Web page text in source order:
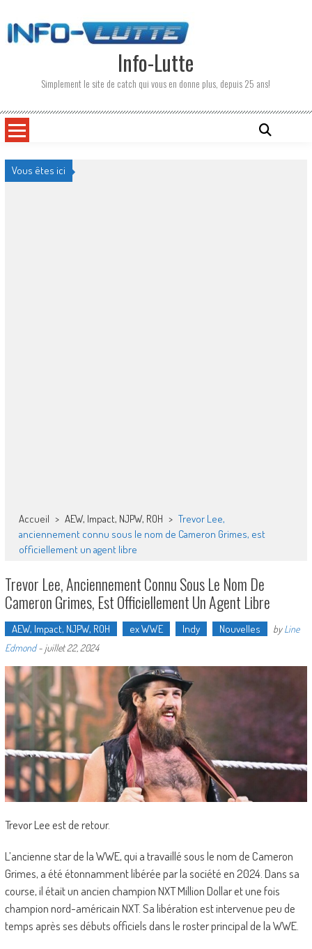
to
content
Info-Lutte
Simplement le site de catch qui vous en donne plus, depuis 25 ans!
Vous êtes ici
Accueil > AEW, Impact, NJPW, ROH > Trevor Lee,
anciennement connu sous le nom de Cameron Grimes, est
officiellement un agent libre
Trevor Lee, Anciennement Connu Sous Le Nom De
Cameron Grimes, Est Officiellement Un Agent Libre
AEW, Impact, NJPW, ROH ex WWE Indy Nouvelles byLine
Edmond- juillet 22, 2024
Trevor Lee est de retour.
L’ancienne star de la WWE, qui a travaillé sous le nom de Cameron
Grimes, a été étonnamment libérée par la société en 2024. Dans sa
course, il était un ancien champion NXT Million Dollar et une fois
champion nord-américain NXT. Sa libération est intervenue peu de
temps après ses débuts officiels dans le roster principal de la WWE.